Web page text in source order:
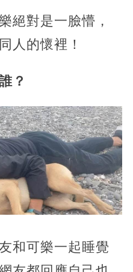
絕對是一臉懵，
人的懷裡！
？
和可樂一起睡覺